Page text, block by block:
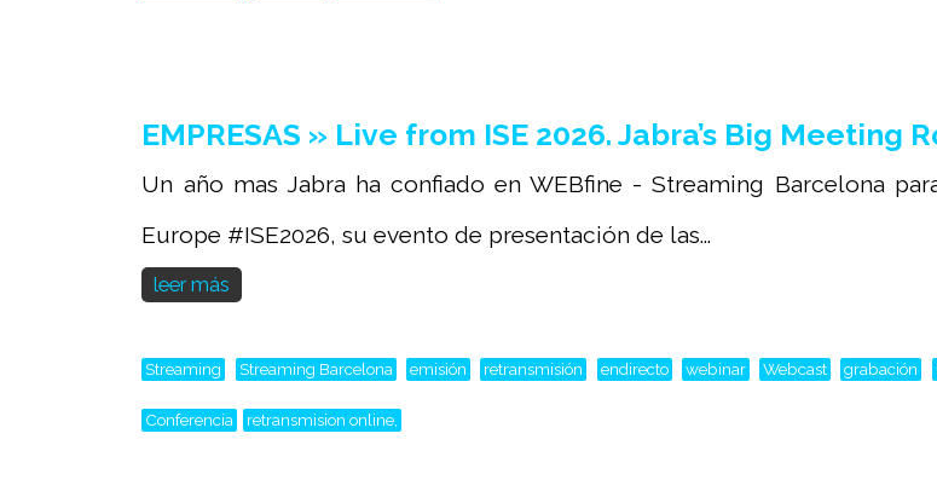
EMPRESAS » Live from ISE 2026. Jabra’s Big Meeting
Un año mas Jabra ha confiado en WEBfine - Streaming Barcelona
Europe #ISE2026, su evento de presentación de las...
leer más
Streaming Streaming Barcelona emisión retransmisión endirecto webinar Webcast grabación
Conferencia retransmision online,